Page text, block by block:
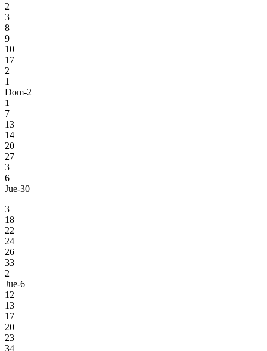
2
3
8
9
10
17
2
1
Dom-2
1
7
13
14
20
27
3
6
Jue-30
3
18
22
24
26
33
2
Jue-6
12
13
17
20
23
34